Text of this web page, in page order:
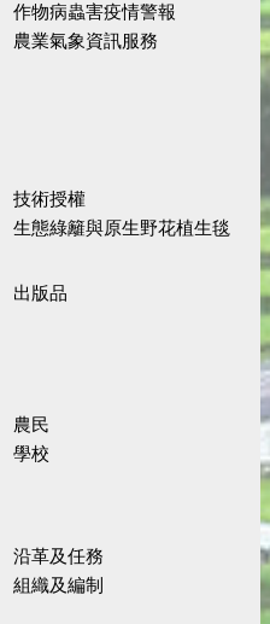
作物病蟲害疫情警報
農業氣象資訊服務
技術授權
生態綠籬與原生野花植生毯
出版品
農民
學校
沿革及任務
組織及編制